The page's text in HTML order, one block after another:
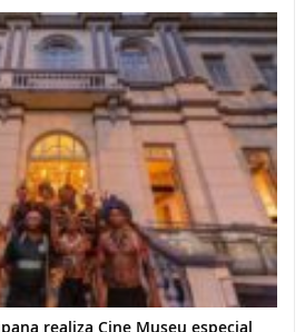
realiza Cine Museu especial